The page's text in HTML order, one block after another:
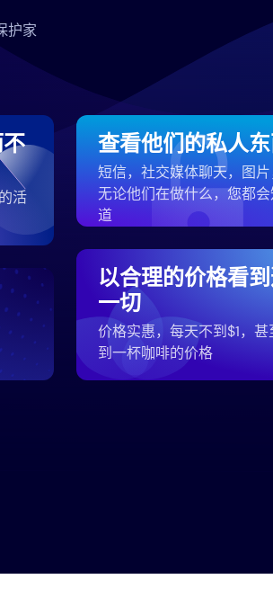
护家
活
查看他们的私人
短信，社交媒体聊天，图片
无论他们在做什么，您都会
道
以合理的价格看
一切
价格实惠，每天不到$1，甚
到一杯咖啡的价格